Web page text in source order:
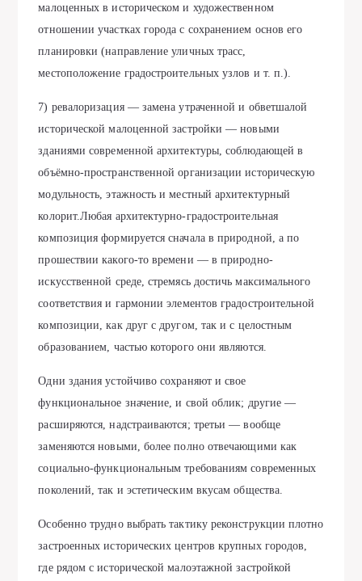
малоценных в историческом и художественном
отношении участках города с сохранением основ его
планировки (направление уличных трасс,
местоположение градостроительных узлов и т. п.).
7) ревалоризация — замена утраченной и обветшалой
исторической малоценной застройки — новыми
зданиями современной архитектуры, соблюдающей в
объёмно-пространственной организации историческую
модульность, этажность и местный архитектурный
колорит.Любая архитектурно-градостроительная
композиция формируется сначала в природной, а по
прошествии какого-то времени — в природно-
искусственной среде, стремясь достичь максимального
соответствия и гармонии элементов градостроительной
композиции, как друг с другом, так и с целостным
образованием, частью которого они являются.
Одни здания устойчиво сохраняют и свое
функциональное значение, и свой облик; другие —
расширяются, надстраиваются; третьи — вообще
заменяются новыми, более полно отвечающими как
социально-функциональным требованиям современных
поколений, так и эстетическим вкусам общества.
Особенно трудно выбрать тактику реконструкции плотно
застроенных исторических центров крупных городов,
где рядом с исторической малоэтажной застройкой